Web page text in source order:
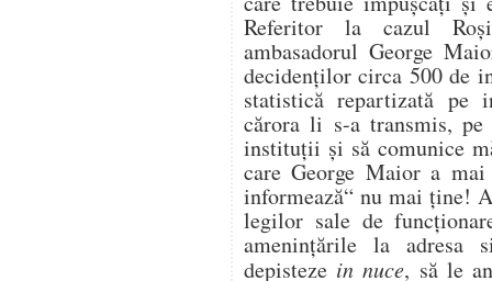
Referitor la cazul
ambasadorul George
decidenţilor circa 500 de
statistică repartizată
cărora li s-a transmis,
instituţii şi să comunice
care George Maior a
informează“ nu mai ţine!
legilor sale de
ameninţările la adresa
depisteze in nuce, să le